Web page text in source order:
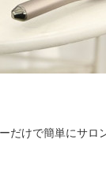
だけで簡単にサロ